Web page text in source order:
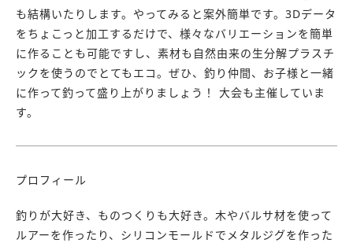
も結構いたりします。やってみると案外簡単です。3Dデータ
をちょこっと加工するだけで、様々なバリエーションを簡単
に作ることも可能ですし、素材も自然由来の生分解プラスチ
ックを使うのでとてもエコ。ぜひ、釣り仲間、お子様と一緒
に作って釣って盛り上がりましょう！ 大会も主催していま
す。
プロフィール
釣りが大好き、ものつくりも大好き。木やバルサ材を使って
ルアーを作ったり、シリコンモールドでメタルジグを作った